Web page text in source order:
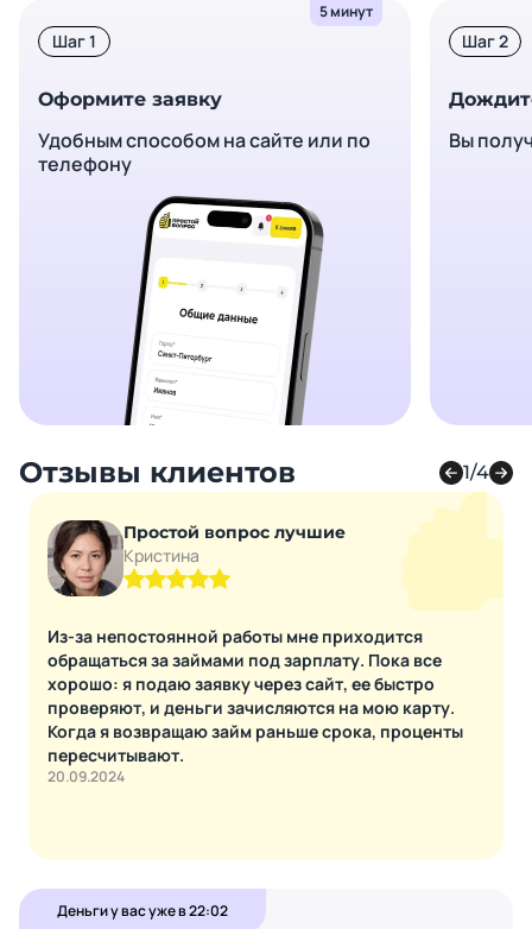
5 минут
Шаг 1
Оформите заявку
Удобным способом на сайте или по
телефону
Шаг 2
Вы
Отзывы клиентов 1/4
Простой вопрос лучшие
Кристина
Из-за непостоянной работы мне приходится
обращаться за займами под зарплату. Пока все
хорошо: я подаю заявку через сайт, ее быстро
проверяют, и деньги зачисляются на мою карту.
Когда я возвращаю займ раньше срока, проценты
пересчитывают.
20.09.2024
Деньги у вас уже в 22:02